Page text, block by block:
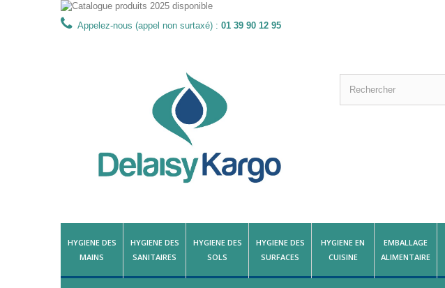
Appelez-nous (appel non surtaxé) : 01 39 90 12 95
HYGIENE DES
MAINS
HYGIENE DES
SANITAIRES
HYGIENE DES
SOLS
HYGIENE DES
SURFACES
HYGIENE EN
CUISINE
EMBALLAGE
ALIMENTAIRE